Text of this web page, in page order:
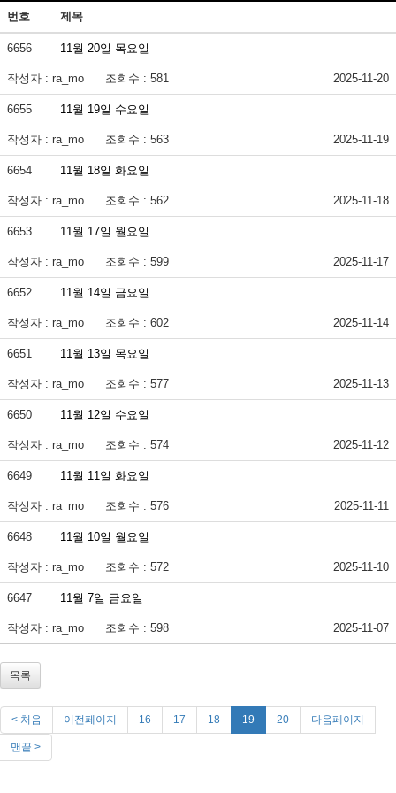
번호 제목
6656 11월 20일 목요일
작성자 : ra_mo 조회수 : 581 2025-11-20
6655 11월 19일 수요일
작성자 : ra_mo 조회수 : 563 2025-11-19
6654 11월 18일 화요일
작성자 : ra_mo 조회수 : 562 2025-11-18
6653 11월 17일 월요일
작성자 : ra_mo 조회수 : 599 2025-11-17
6652 11월 14일 금요일
작성자 : ra_mo 조회수 : 602 2025-11-14
6651 11월 13일 목요일
작성자 : ra_mo 조회수 : 577 2025-11-13
6650 11월 12일 수요일
작성자 : ra_mo 조회수 : 574 2025-11-12
6649 11월 11일 화요일
작성자 : ra_mo 조회수 : 576 2025-11-11
6648 11월 10일 월요일
작성자 : ra_mo 조회수 : 572 2025-11-10
6647 11월 7일 금요일
작성자 : ra_mo 조회수 : 598 2025-11-07
목록
< 처음 이전페이지 16 17 18 19 20 다음페이지
맨끝 >